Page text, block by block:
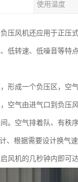
使用温度
压风机还应用于正压
低转速、低噪音等特点
形成一个负压区，空
空气由进气口到负压
。空气排着队、有秩
、根据需要设计换气
风机的几秒钟内即可